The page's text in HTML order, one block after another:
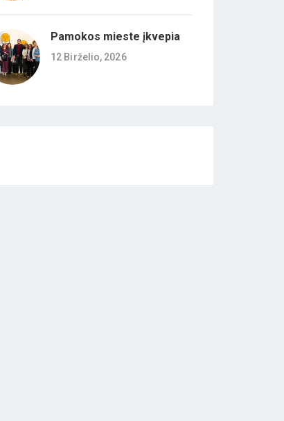
Pamokos mieste įkvepia
12 Birželio, 2026